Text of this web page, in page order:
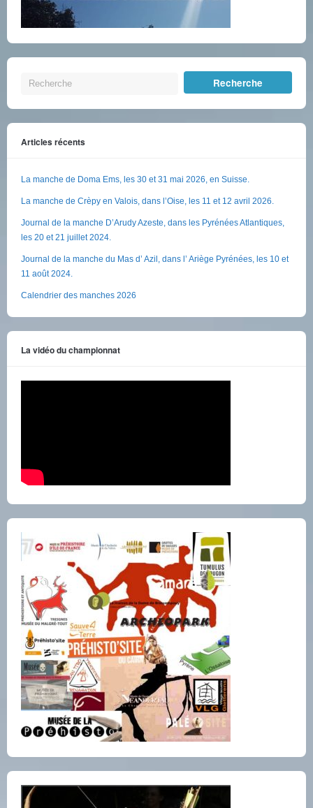
Articles récents
La manche de Doma Ems, les 30 et 31 mai 2026, en Suisse.
La manche de Crèpy en Valois, dans l’Oise, les 11 et 12 avril 2026.
Journal de la manche D’Arudy Azeste, dans les Pyrénées Atlantiques,
les 20 et 21 juillet 2024.
Journal de la manche du Mas d’ Azil, dans l’ Ariège Pyrénées, les 10 et
11 août 2024.
Calendrier des manches 2026
La vidéo du championnat